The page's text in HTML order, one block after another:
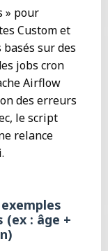
» pour
Custom et
sur des
jobs cron
Airflow
des erreurs
le script
relance
: âge +